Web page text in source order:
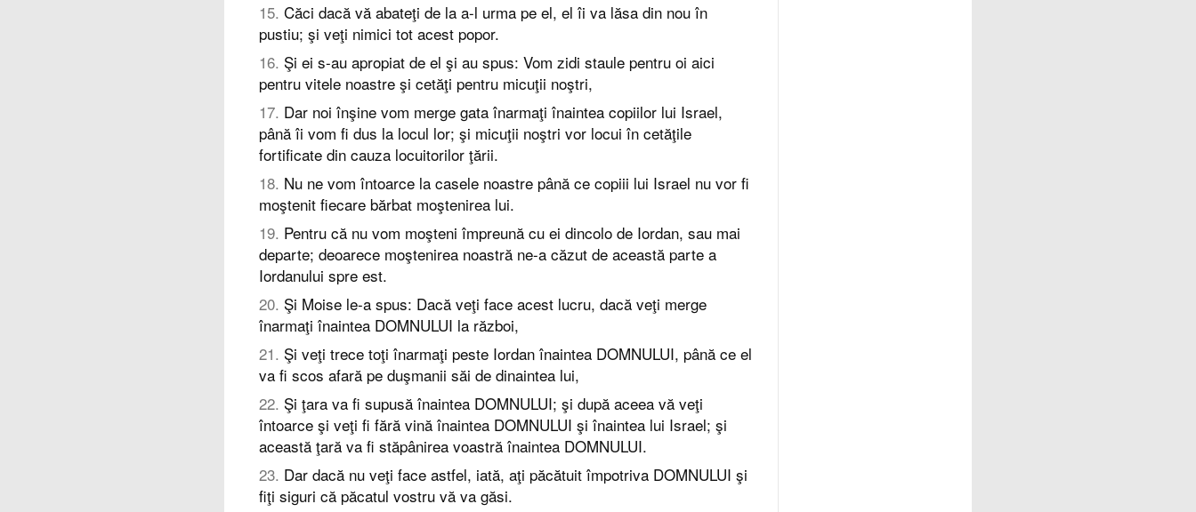
15. Căci dacă vă abateţi de la a-l urma pe el, el îi va lăsa din nou în
pustiu; şi veţi nimici tot acest popor.
16. Şi ei s-au apropiat de el şi au spus: Vom zidi staule pentru oi aici
pentru vitele noastre şi cetăţi pentru micuţii noştri,
17. Dar noi înşine vom merge gata înarmaţi înaintea copiilor lui Israel,
până îi vom fi dus la locul lor; şi micuţii noştri vor locui în cetăţile
fortificate din cauza locuitorilor ţării.
18. Nu ne vom întoarce la casele noastre până ce copiii lui Israel nu vor fi
moştenit fiecare bărbat moştenirea lui.
19. Pentru că nu vom moşteni împreună cu ei dincolo de Iordan, sau mai
departe; deoarece moştenirea noastră ne-a căzut de această parte a
Iordanului spre est.
20. Şi Moise le-a spus: Dacă veţi face acest lucru, dacă veţi merge
înarmaţi înaintea DOMNULUI la război,
21. Şi veţi trece toţi înarmaţi peste Iordan înaintea DOMNULUI, până ce el
va fi scos afară pe duşmanii săi de dinaintea lui,
22. Şi ţara va fi supusă înaintea DOMNULUI; şi după aceea vă veţi
întoarce şi veţi fi fără vină înaintea DOMNULUI şi înaintea lui Israel; şi
această ţară va fi stăpânirea voastră înaintea DOMNULUI.
23. Dar dacă nu veţi face astfel, iată, aţi păcătuit împotriva DOMNULUI şi
fiţi siguri că păcatul vostru vă va găsi.